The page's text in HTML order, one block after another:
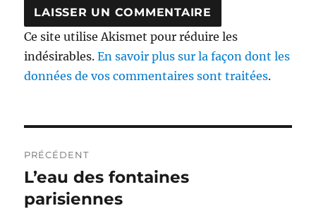
Ce site utilise Akismet pour réduire les
indésirables.En savoir plus sur la façon dont les
données de vos commentaires sont traitées.
de
l’article
PRÉCÉDENT
Publication
précédente :
L’eau des fontaines
parisiennes